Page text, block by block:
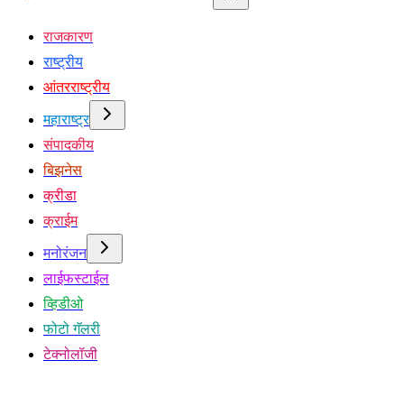
राजकारण
राष्ट्रीय
आंतरराष्ट्रीय
महाराष्ट्र
संपादकीय
बिझनेस
क्रीडा
क्राईम
मनोरंजन
लाईफस्टाईल
व्हिडीओ
फोटो गॅलरी
टेक्नोलॉजी